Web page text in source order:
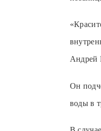
Андрей
Он
воды в